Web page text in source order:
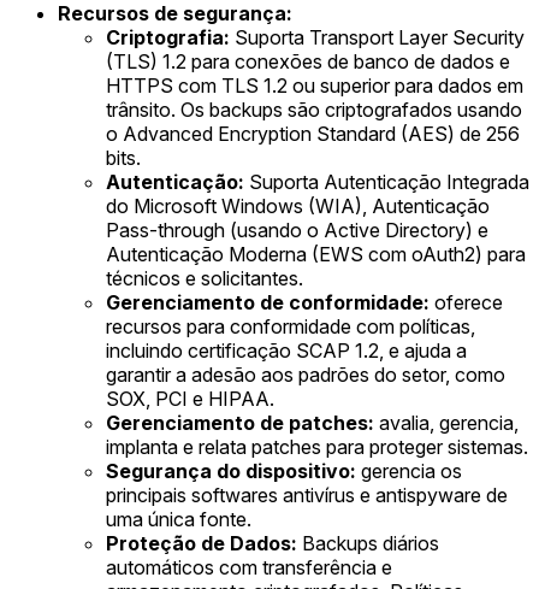
Recursos de segurança:
Criptografia: Suporta Transport Layer Security
(TLS) 1.2 para conexões de banco de dados e
HTTPS com TLS 1.2 ou superior para dados em
trânsito. Os backups são criptografados usando
o Advanced Encryption Standard (AES) de 256
bits.
Autenticação: Suporta Autenticação Integrada
do Microsoft Windows (WIA), Autenticação
Pass-through (usando o Active Directory) e
Autenticação Moderna (EWS com oAuth2) para
técnicos e solicitantes.
Gerenciamento de conformidade: oferece
recursos para conformidade com políticas,
incluindo certificação SCAP 1.2, e ajuda a
garantir a adesão aos padrões do setor, como
SOX, PCI e HIPAA.
Gerenciamento de patches: avalia, gerencia,
implanta e relata patches para proteger sistemas.
Segurança do dispositivo: gerencia os
principais softwares antivírus e antispyware de
uma única fonte.
Proteção de Dados: Backups diários
automáticos com transferência e